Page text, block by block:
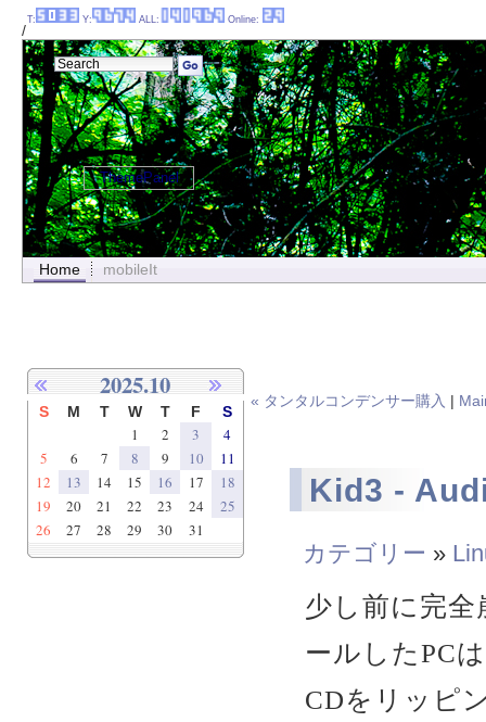
/
Home mobileIt
« タンタルコンデンサー購入 |
Kid3 -
カテゴリー »
少し前に完
ールしたPCは
CDをリッピ
2025.10
S M T W T F S
1 2 3
4
5
6 7 8 9 10
11
12
13 14 15 16 17
18
19
20 21 22 23 24
25
26
27 28 29 30 31
T: Y: ALL: Online:
ThemePanel